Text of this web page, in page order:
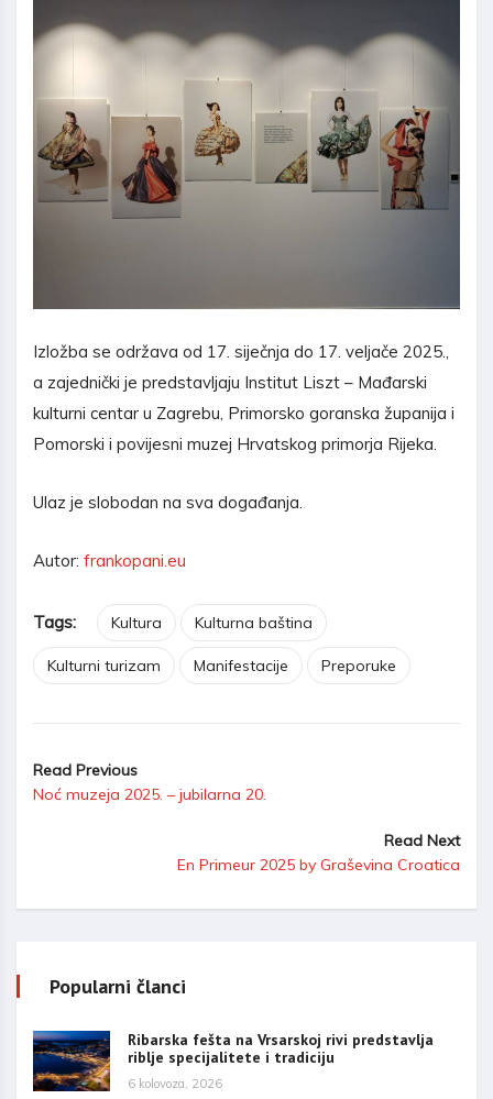
Izložba se održava od 17. siječnja do 17. veljače 2025.,
a zajednički je predstavljaju Institut Liszt – Mađarski
kulturni centar u Zagrebu, Primorsko goranska županija i
Pomorski i povijesni muzej Hrvatskog primorja Rijeka.
Ulaz je slobodan na sva događanja.
Autor: frankopani.eu
Tags: Kultura Kulturna baština
Kulturni turizam Manifestacije Preporuke
Read Previous
Noć muzeja 2025. – jubilarna 20.
Read Next
En Primeur 2025 by Graševina Croatica
Popularni članci
Ribarska fešta na Vrsarskoj rivi predstavlja
riblje specijalitete i tradiciju
6 kolovoza, 2026